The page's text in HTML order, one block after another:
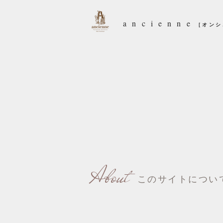
ancienne ［オン
About このサイトについ